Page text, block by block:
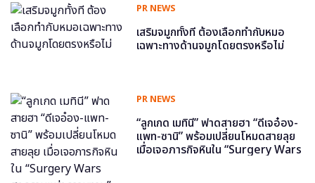
PR NEWS
เสริมจมูกทั้งที ต้องเลือกทำกับหมอ
เฉพาะทางด้านจมูกโดยตรงหรือไม่
PR NEWS
“ลูกเกด เมทินี” ฟาดสายฮา “ดีเจอ๋อง-
แพท-ซานิ” พร้อมเปลี่ยนโหมดสายลุย
เมื่อเจอภารกิจหินใน “Surgery Wars